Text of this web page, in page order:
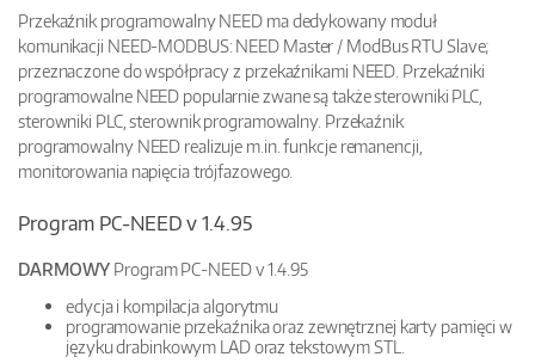
Przekaźnik programowalny NEED ma dedykowany moduł
komunikacji NEED-MODBUS: NEED Master / ModBus RTU Slave;
przeznaczone do współpracy z przekaźnikami NEED. Przekaźniki
programowalne NEED popularnie zwane są także sterowniki PLC,
sterowniki PLC, sterownik programowalny. Przekaźnik
programowalny NEED realizuje m.in. funkcje remanencji,
monitorowania napięcia trójfazowego.
Program PC-NEED v 1.4.95
DARMOWY Program PC-NEED v 1.4.95
edycja i kompilacja algorytmu
programowanie przekaźnika oraz zewnętrznej karty pamięci w
języku drabinkowym LAD oraz tekstowym STL.